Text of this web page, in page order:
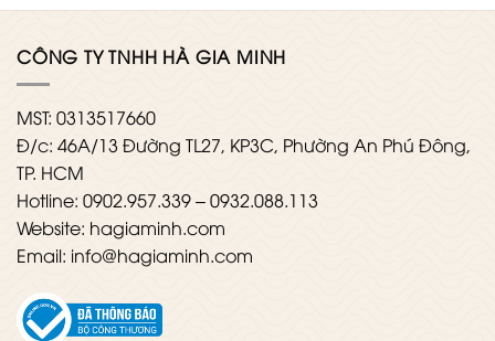
CÔNG TY TNHH HÀ GIA MINH
MST: 0313517660
Đ/c: 46A/13 Đường TL27, KP3C, Phường An Phú Đông,
TP. HCM
Hotline: 0902.957.339 – 0932.088.113
Website: hagiaminh.com
Email: info@hagiaminh.com